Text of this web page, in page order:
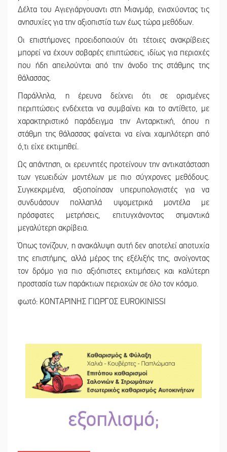
Δέλτα του Αγιεγιάργουαντι στη Μιανμάρ, ενισχύοντας τις
ανησυχίες για την αξιοπιστία των έως τώρα μεθόδων.
Οι επιστήμονες προειδοποιούν ότι τέτοιες ανακρίβειες
μπορεί να έχουν σοβαρές επιπτώσεις, ιδίως για περιοχές
που ήδη απειλούνται από την άνοδο της στάθμης της
θάλασσας.
Παράλληλα, η έρευνα δείχνει ότι σε ορισμένες
περιπτώσεις ενδέχεται να συμβαίνει και το αντίθετο, με
χαρακτηριστικό παράδειγμα την Ανταρκτική, όπου η
στάθμη της θάλασσας φαίνεται να είναι χαμηλότερη από
ό,τι είχε εκτιμηθεί.
Ως απάντηση, οι ερευνητές προτείνουν την αντικατάσταση
των γεωειδών μοντέλων με πιο σύγχρονες μεθόδους.
Συγκεκριμένα, αξιοποίησαν υπερυπολογιστές για να
συνδυάσουν πολλαπλά υψομετρικά μοντέλα με
πρόσφατες μετρήσεις, επιτυγχάνοντας σημαντικά
μεγαλύτερη ακρίβεια.
Όπως τονίζουν, η ανακάλυψη αυτή δεν αποτελεί αποτυχία
της επιστήμης, αλλά μέρος της εξέλιξής της, ανοίγοντας
τον δρόμο για πιο αξιόπιστες εκτιμήσεις και καλύτερη
προστασία των παράκτιων περιοχών σε όλο τον κόσμο.
φωτό: ΚΟΝΤΑΡΙΝΗΣ ΓΙΩΡΓΟΣ EUROKINISSI